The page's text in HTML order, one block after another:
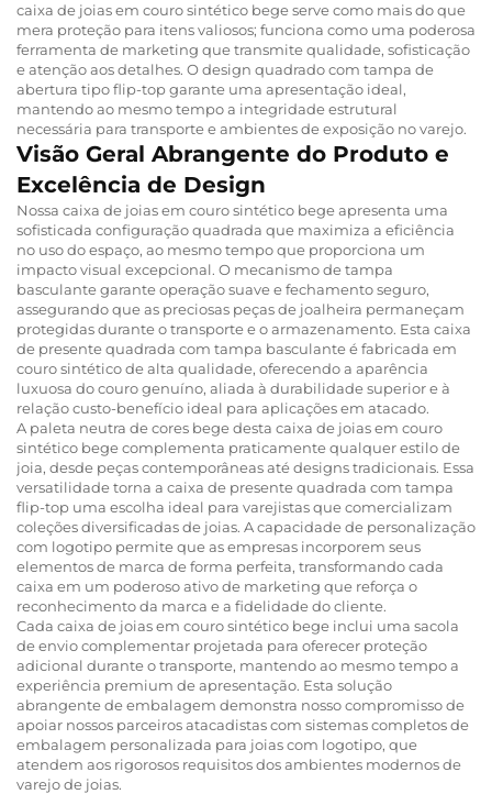
caixa de joias em couro sintético bege serve como mais do que
mera proteção para itens valiosos; funciona como uma poderosa
ferramenta de marketing que transmite qualidade, sofisticação
e atenção aos detalhes. O design quadrado com tampa de
abertura tipo flip-top garante uma apresentação ideal,
mantendo ao mesmo tempo a integridade estrutural
necessária para transporte e ambientes de exposição no varejo.
Visão Geral Abrangente do Produto e
Excelência de Design
Nossa caixa de joias em couro sintético bege apresenta uma
sofisticada configuração quadrada que maximiza a eficiência
no uso do espaço, ao mesmo tempo que proporciona um
impacto visual excepcional. O mecanismo de tampa
basculante garante operação suave e fechamento seguro,
assegurando que as preciosas peças de joalheira permaneçam
protegidas durante o transporte e o armazenamento. Esta caixa
de presente quadrada com tampa basculante é fabricada em
couro sintético de alta qualidade, oferecendo a aparência
luxuosa do couro genuíno, aliada à durabilidade superior e à
relação custo-benefício ideal para aplicações em atacado.
A paleta neutra de cores bege desta caixa de joias em couro
sintético bege complementa praticamente qualquer estilo de
joia, desde peças contemporâneas até designs tradicionais. Essa
versatilidade torna a caixa de presente quadrada com tampa
flip-top uma escolha ideal para varejistas que comercializam
coleções diversificadas de joias. A capacidade de personalização
com logotipo permite que as empresas incorporem seus
elementos de marca de forma perfeita, transformando cada
caixa em um poderoso ativo de marketing que reforça o
reconhecimento da marca e a fidelidade do cliente.
Cada caixa de joias em couro sintético bege inclui uma sacola
de envio complementar projetada para oferecer proteção
adicional durante o transporte, mantendo ao mesmo tempo a
experiência premium de apresentação. Esta solução
abrangente de embalagem demonstra nosso compromisso de
apoiar nossos parceiros atacadistas com sistemas completos de
embalagem personalizada para joias com logotipo, que
atendem aos rigorosos requisitos dos ambientes modernos de
varejo de joias.